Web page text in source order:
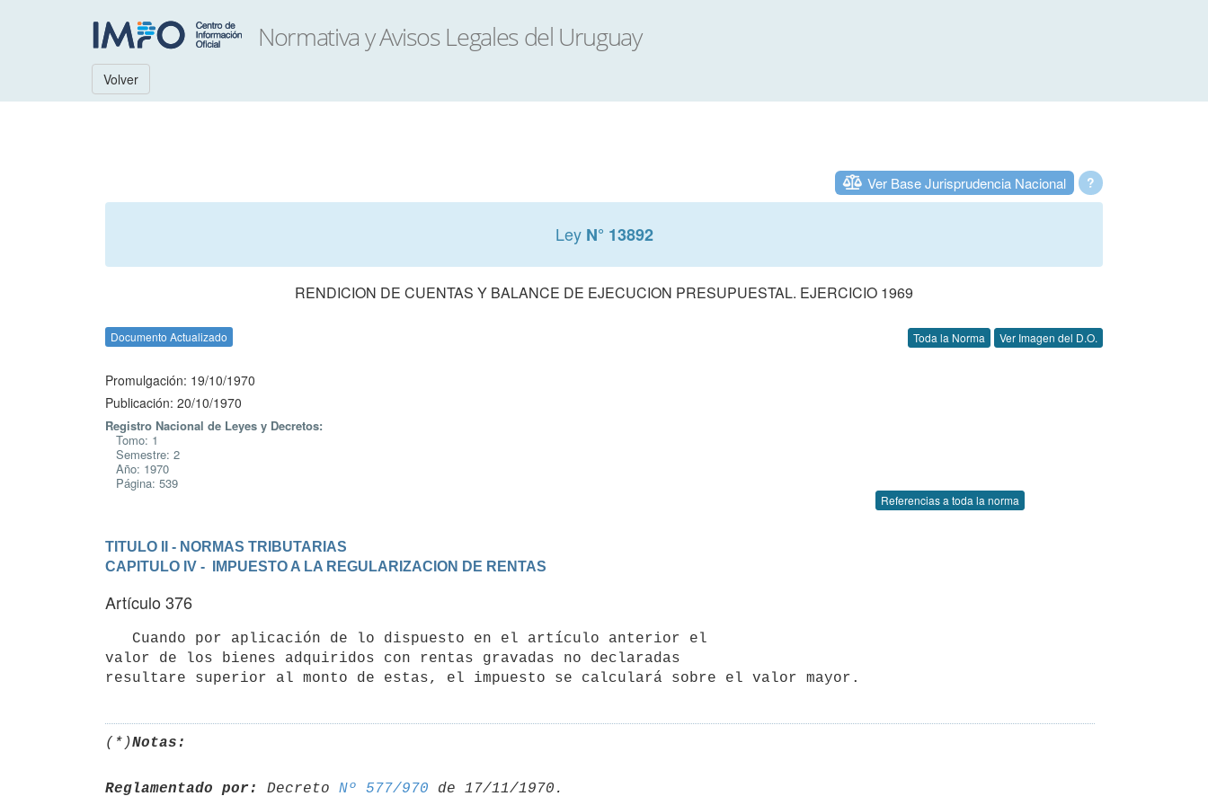
Volver
?
Ver Base Jurisprudencia Nacional
Ley N° 13892
RENDICION DE CUENTAS Y BALANCE DE EJECUCION PRESUPUESTAL. EJERCICIO 1969
Documento Actualizado Toda la Norma Ver Imagen del D.O.
Promulgación: 19/10/1970
Publicación: 20/10/1970
Registro Nacional de Leyes y Decretos:
Tomo: 1
Semestre: 2
Año: 1970
Página: 539
Referencias a toda la norma
TITULO II - NORMAS TRIBUTARIAS
CAPITULO IV -  IMPUESTO A LA REGULARIZACION DE RENTAS
Artículo 376
valor de los bienes adquiridos con rentas gravadas no declaradas
(*)Notas:
Reglamentado por: Decreto Nº 577/970